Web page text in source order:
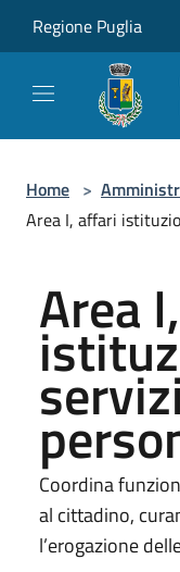
Regione Puglia
Home >
Area I, affari
Area
Coordina
al cittadino,
l’erogazione